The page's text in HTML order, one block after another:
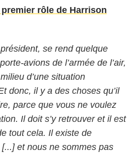
rôle de Harrison
se rend quelque
avions de l’armée de l’air,
d’une situation
donc, il y a des choses qu’il
parce que vous ne voulez
Il doit s’y retrouver et il est
tout cela. Il existe de
et nous ne sommes pas